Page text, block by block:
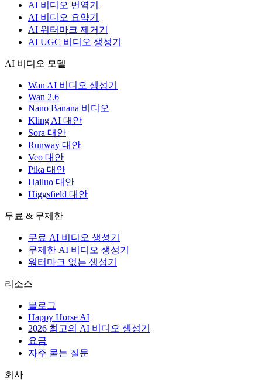
AI 비디오 번역기
AI 비디오 요약기
AI 워터마크 제거기
AI UGC 비디오 생성기
AI 비디오 모델
Wan AI 비디오 생성기
Wan 2.6
Nano Banana 비디오
Kling AI 대안
Sora 대안
Runway 대안
Veo 대안
Pika 대안
Hailuo 대안
Higgsfield 대안
무료 & 무제한
무료 AI 비디오 생성기
무제한 AI 비디오 생성기
워터마크 없는 생성기
리소스
블로그
Happy Horse AI
2026 최고의 AI 비디오 생성기
요금
자주 묻는 질문
회사